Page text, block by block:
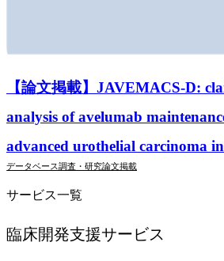
【論文掲載】JAVEMACS-D:
analysis of avelumab
advanced urothelial carcinoma
データベース調査・研究論文掲載
サービス一覧
臨床開発支援サービス